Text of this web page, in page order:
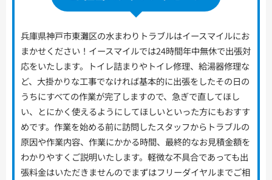
兵庫県神戸市東灘区の水まわりトラブルはイースマイルにお
まかせください！イースマイルでは24時間年中無休で出張対
応をいたします。トイレ詰まりやトイレ修理、給湯器修理な
ど、大掛かりな工事でなければ基本的に出張をしたその日の
うちにすべての作業が完了しますので、急ぎで直してほし
い、とにかく使えるようにしてほしいといった方にもおすす
めです。作業を始める前に訪問したスタッフからトラブルの
原因や作業内容、作業にかかる時間、最終的なお見積金額を
わかりやすくご説明いたします。軽微な不具合であっても出
張料金はいただきませんのでまずはフリーダイヤルまでご相